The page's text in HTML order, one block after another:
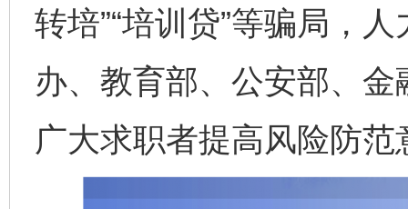
转培”“培训贷”等骗局，
办、教育部、公安部、
广大求职者提高风险防